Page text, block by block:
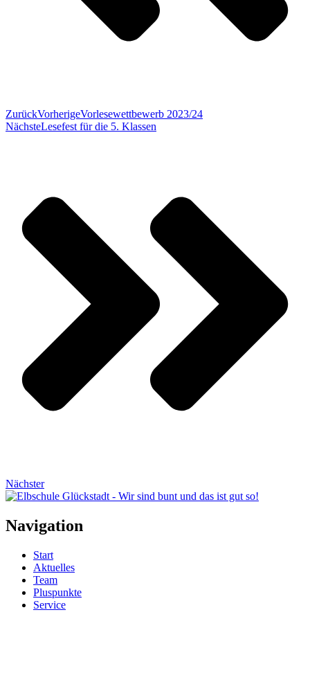
ZurückVorherigeVorlesewettbewerb 2023/24
NächsteLesefest für die 5. Klassen
Nächster
Navigation
Start
Aktuelles
Team
Pluspunkte
Service